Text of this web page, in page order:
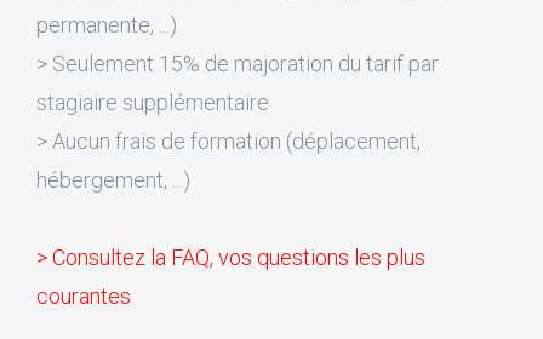
permanente, ...)
> Seulement 15% de majoration du tarif par
stagiaire supplémentaire
> Aucun frais de formation (déplacement,
hébergement, ...)
> Consultez la FAQ, vos questions les plus
courantes